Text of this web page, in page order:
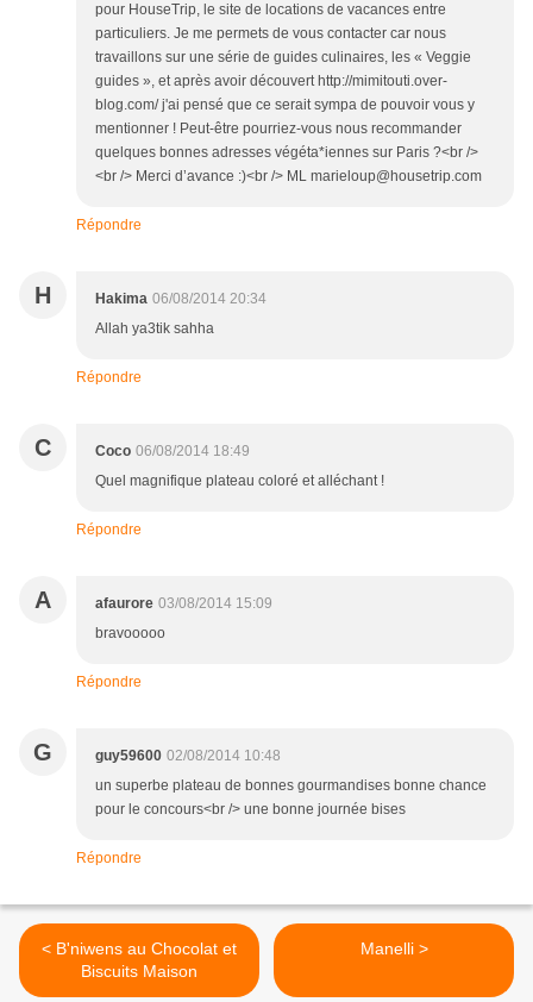
pour HouseTrip, le site de locations de vacances entre
particuliers. Je me permets de vous contacter car nous
travaillons sur une série de guides culinaires, les « Veggie
guides », et après avoir découvert http://mimitouti.over-
blog.com/ j'ai pensé que ce serait sympa de pouvoir vous y
mentionner ! Peut-être pourriez-vous nous recommander
quelques bonnes adresses végéta*iennes sur Paris ?<br />
<br /> Merci d’avance :)<br /> ML marieloup@housetrip.com
Répondre
H Hakima 06/08/2014 20:34
Allah ya3tik sahha
Répondre
C Coco 06/08/2014 18:49
Quel magnifique plateau coloré et alléchant !
Répondre
A afaurore 03/08/2014 15:09
bravooooo
Répondre
G guy59600 02/08/2014 10:48
un superbe plateau de bonnes gourmandises bonne chance
pour le concours<br /> une bonne journée bises
Répondre
< B'niwens au Chocolat et
Biscuits Maison
Manelli >